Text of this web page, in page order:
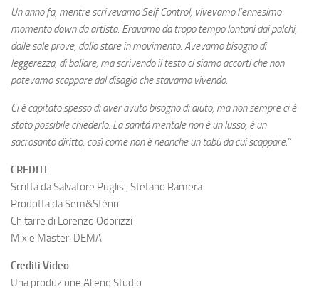
Un anno fa, mentre scrivevamo Self Control, vivevamo l’ennesimo
momento down da artista. Eravamo da tropo tempo lontani dai palchi,
dalle sale prove, dallo stare in movimento. Avevamo bisogno di
leggerezza, di ballare, ma scrivendo il testo ci siamo accorti che non
potevamo scappare dal disagio che stavamo vivendo.
Ci è capitato spesso di aver avuto bisogno di aiuto, ma non sempre ci è
stato possibile chiederlo. La sanità mentale non è un lusso, è un
sacrosanto diritto, così come non è neanche un tabù da cui scappare.”
CREDITI
Scritta da Salvatore Puglisi, Stefano Ramera
Prodotta da Sem&Stènn
Chitarre di Lorenzo Odorizzi
Mix e Master: DEMA
Crediti Video
Una produzione Alieno Studio